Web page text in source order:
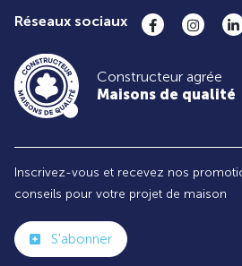
Réseaux sociaux
Constructeur agrée
Maisons de qualité
Inscrivez-vous et recevez nos
conseils pour votre projet de maison
S'abonner